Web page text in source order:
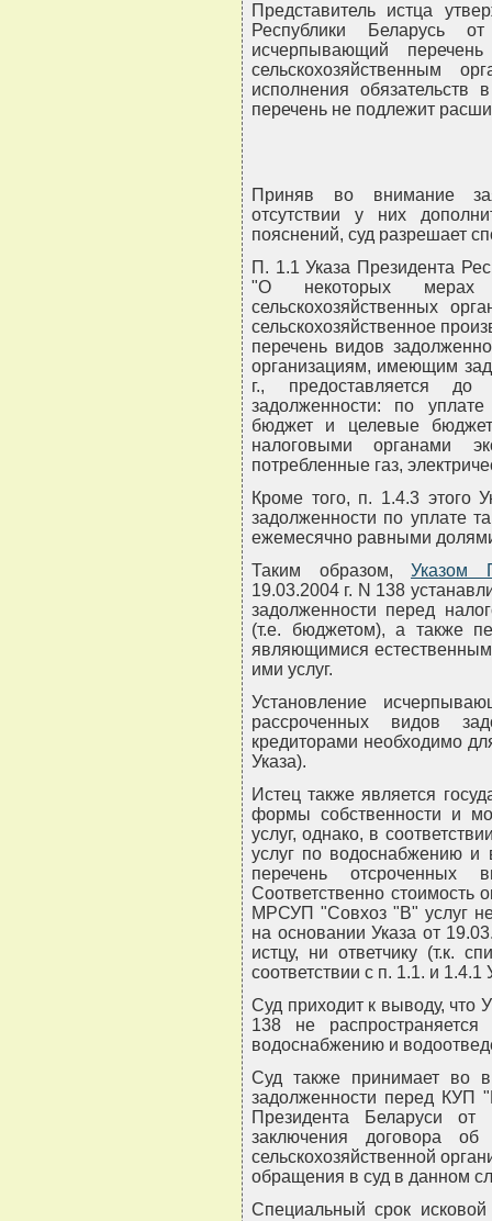
Представитель истца
Республики Беларусь
исчерпывающий
сельскохозяйственным
исполнения обязательств
перечень не подлежит
Приняв во внимание
отсутствии у них
пояснений, суд разрешает
П. 1.1 Указа Президента
"О некоторых мерах
сельскохозяйственных
сельскохозяйственное
перечень видов
организациям, имеющим
г., предоставляется
задолженности: по
бюджет и целевые
налоговыми органами
потребленные газ,
Кроме того, п. 1.4.3 этого
задолженности по уплате
ежемесячно равными
Таким образом, Указом
19.03.2004 г. N 138
задолженности перед
(т.е. бюджетом), а также
являющимися
ими услуг.
Установление
рассроченных видов
кредиторами необходимо
Указа).
Истец также является
формы собственности и
услуг, однако, в
услуг по водоснабжению и
перечень отсроченных
Соответственно стоимость
МРСУП "Совхоз "В" услуг
на основании Указа от
истцу, ни ответчику (т.к.
соответствии с п. 1.1. и 1.4.1
Суд приходит к выводу, что
138 не
водоснабжению и
Суд также принимает во
задолженности перед КУП
Президента Беларуси
заключения договора об
сельскохозяйственной
обращения в суд в данном
Специальный срок